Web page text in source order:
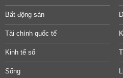
Bất động sản
Tài chính quốc tế
Kinh tế số
Sống